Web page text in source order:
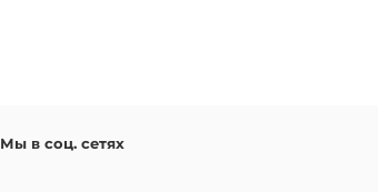
Мы в соц. сетях